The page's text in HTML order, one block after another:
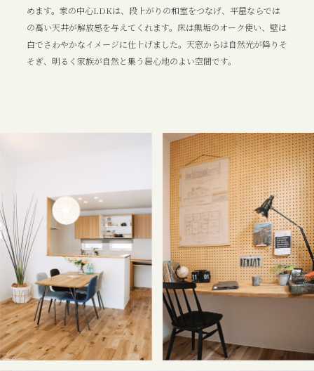
めます。家の中心LDKは、段上がりの和室をつなげ、平屋ならでは
の高い天井が解放感を与えてくれます。床は無垢のオーク使い、壁は
白でさわやかなイメージに仕上げました。天窓からは自然光が降りそ
そぎ、明るく家族が自然と集う居心地のよい空間です。